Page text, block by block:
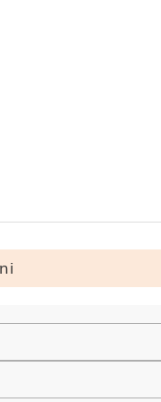
il gruppo di design